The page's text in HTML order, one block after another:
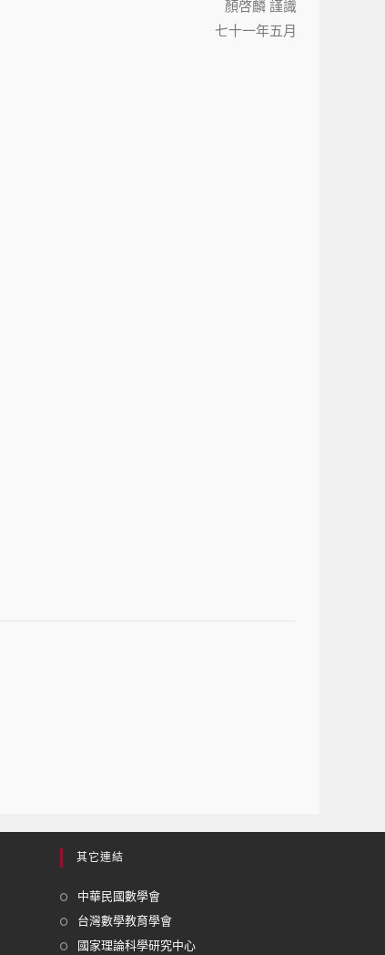
顏啓麟 謹識
七十一年五月
其它連結
中華民國數學會
台灣數學教育學會
國家理論科學研究中心